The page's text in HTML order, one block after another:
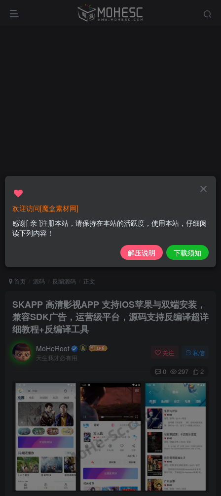
首页 源码 反编源码 正文
SKAPP 高清影视APP 支持IOS苹果与双端安装，
兼容SDK广告，运营级平台，源码支持反编译超详
细教程+反编译工具
MoHeRoot
天生我才必有用
关注 私信
0 297 2
欢迎访问[魔盒素材网]
感谢[ 亲 ]注册本站，请保持在本站的活跃度，使用本站，仔细阅
读下列内容！
解压说明 下载须知